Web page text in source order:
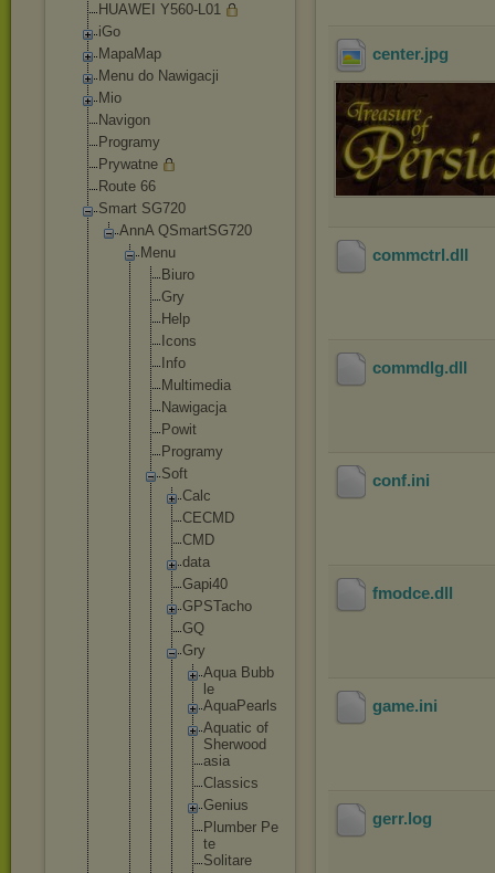
HUAWEI Y560-L01
iGo
MapaMap
Menu do Nawigacji
Mio
Navigon
Programy
Prywatne
Route 66
Smart SG720
AnnA QSmartSG720
Menu
Biuro
Gry
Help
Icons
Info
Multimed ia
Nawigacja
Powit
Programy
Soft
Calc
CECMD
CMD
data
Gapi40
GPSTacho
GQ
Gry
Aqua Bubb
le
AquaPear ls
Aquatic of
Sherwood
asia
Cl assics
Genius
Pl um ber Pe
te
So litare
center.jpg
commctrl .dll
commdlg.dll
conf.ini
fmodce.dll
game.ini
gerr.log